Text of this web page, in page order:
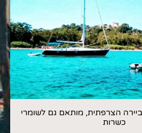
הצרפתית, מותאם גם לשומרי
כשרות